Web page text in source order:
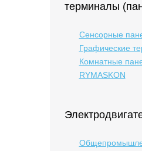
терминалы
Сенсорные
Графические
Комнатные
RYMASKON